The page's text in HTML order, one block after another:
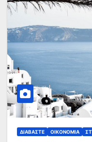
ΔΙΑΒΆΣΤΕ ΟΙΚΟΝΟΜΊΑ